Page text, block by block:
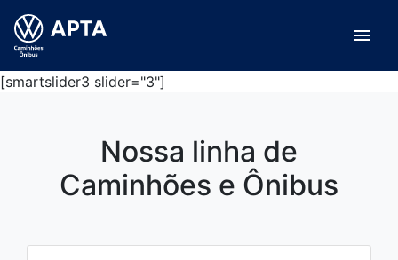
menu
[smartslider3 slider="3"]
Nossa linha de
Caminhões e Ônibus